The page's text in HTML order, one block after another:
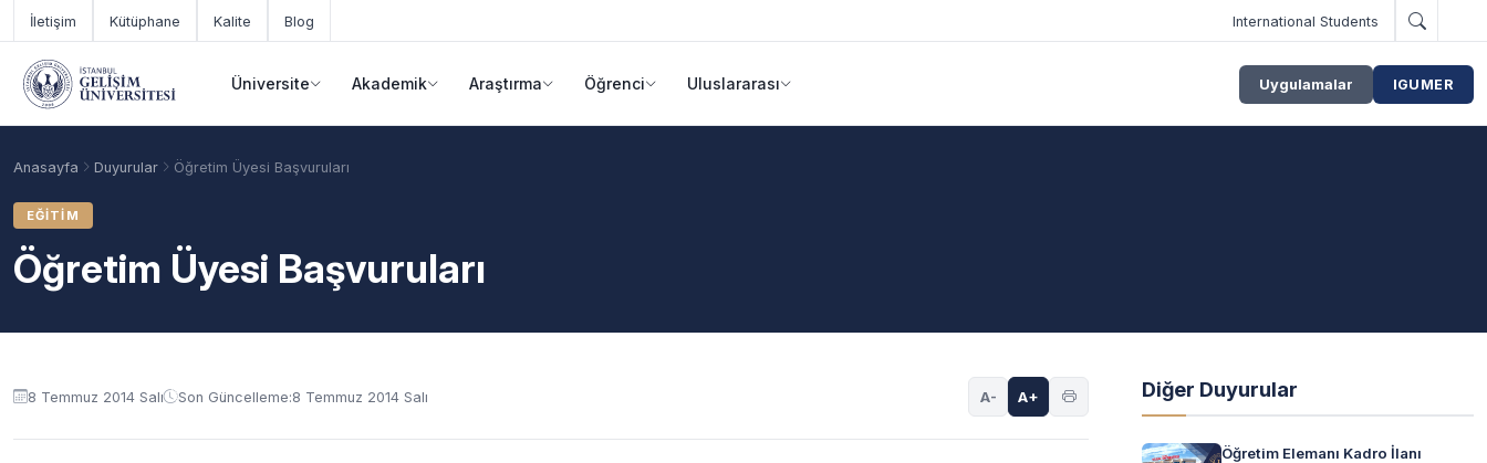
Ana içeriğe geç
İletişim Kütüphane Kalite Blog International Students
Üniversite Akademik Araştırma Öğrenci Uluslararası Uygulamalar IGUMER
Anasayfa Duyurular Öğretim Üyesi Başvuruları
EĞITIM
Öğretim Üyesi Başvuruları
Duyuru içeriği
8 Temmuz 2014 Salı Son Güncelleme:8 Temmuz 2014 Salı A- A+ Diğer Duyurular
Öğretim Elemanı Kadro İlanı